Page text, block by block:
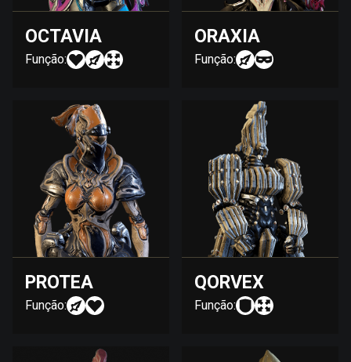
OCTAVIA
Função:
ORAXIA
Função:
PROTEA
Função:
QORVEX
Função: